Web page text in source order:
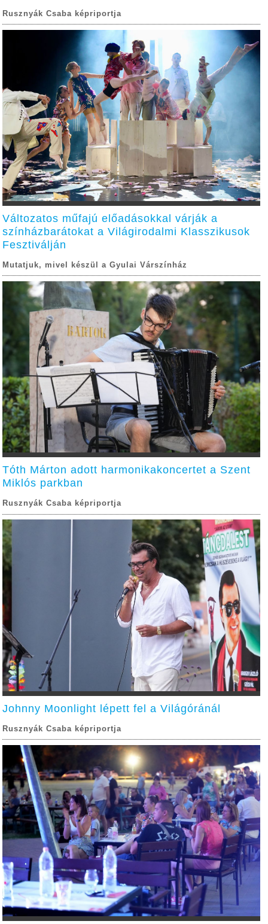
Rusznyák Csaba képriportja
Változatos műfajú előadásokkal várják a
színházbarátokat a Világirodalmi Klasszikusok
Fesztiválján
Mutatjuk, mivel készül a Gyulai Várszínház
Tóth Márton adott harmonikakoncertet a Szent
Miklós parkban
Rusznyák Csaba képriportja
Johnny Moonlight lépett fel a Világóránál
Rusznyák Csaba képriportja